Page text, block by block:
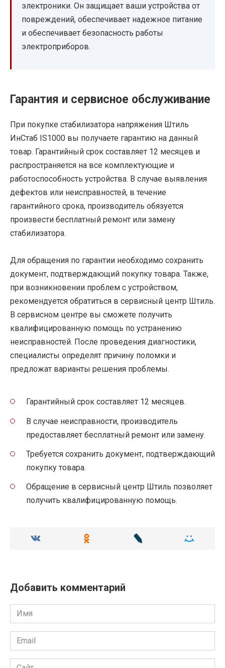
электроники. Он защищает ваши устройства от
повреждений, обеспечивает надежное питание
и обеспечивает безопасность работы
электроприборов.
Гарантия и сервисное обслуживание
При покупке стабилизатора напряжения Штиль
ИнСтаб IS1000 вы получаете гарантию на данный
товар. Гарантийный срок составляет 12 месяцев и
распространяется на все комплектующие и
работоспособность устройства. В случае выявления
дефектов или неисправностей, в течение
гарантийного срока, производитель обязуется
произвести бесплатный ремонт или замену
стабилизатора.
Для обращения по гарантии необходимо сохранить
документ, подтверждающий покупку товара. Также,
при возникновении проблем с устройством,
рекомендуется обратиться в сервисный центр Штиль.
В сервисном центре вы сможете получить
квалифицированную помощь по устранению
неисправностей. После проведения диагностики,
специалисты определят причину поломки и
предложат варианты решения проблемы.
Гарантийный срок составляет 12 месяцев.
В случае неисправности, производитель
предоставляет бесплатный ремонт или замену.
Требуется сохранить документ, подтверждающий
покупку товара.
Обращение в сервисный центр Штиль позволяет
получить квалифицированную помощь.
Добавить комментарий
Имя
Email
Сайт